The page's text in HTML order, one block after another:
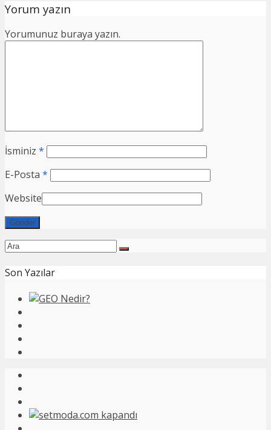
Yorum yazın
Yorumunuz buraya yazın.
İsminiz *
E-Posta *
Website
Son Yazılar